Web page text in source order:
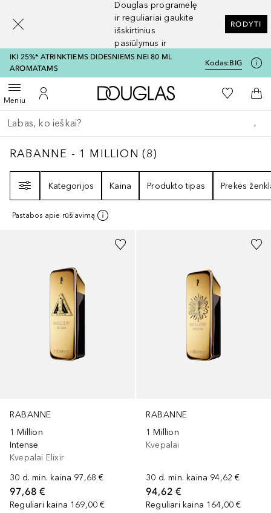
Douglas programėlę
ir reguliariai gaukite
išskirtinius
pasiūlymus ir
nuolaidas
RODYTI
IKI 25%* ATRINKTIEMS DIDESNIEMS NEI 80 ML
AROMATAMS
Kodas:BIG
MeniuAtidaryti meniuĮ mano paskyrą
Į Douglas pagrindinį
Į mano
Į
Grįžk atgal
Vykdykite paiešką
RABANNE - 1 MILLION8
RABANNE - 1 MILLION (8)
Kategorijos
Kaina Produkto tipas Prekės
Pastabos apie rūšiavimą
RABANNE
1 Million
Intense
Kvepalai Elixir
30 d. min. kaina 97,68 €
97,68 €
Reguliari kaina 169,00 €
RABANNE
1 Million
Kvepalai
30 d. min. kaina 94,62 €
94,62 €
Reguliari kaina 164,00 €
[navigation.slideout.screenreader]